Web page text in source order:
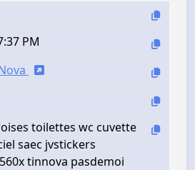
PM
toilettes wc cuvette
saec jvstickers
tinnova pasdemoi